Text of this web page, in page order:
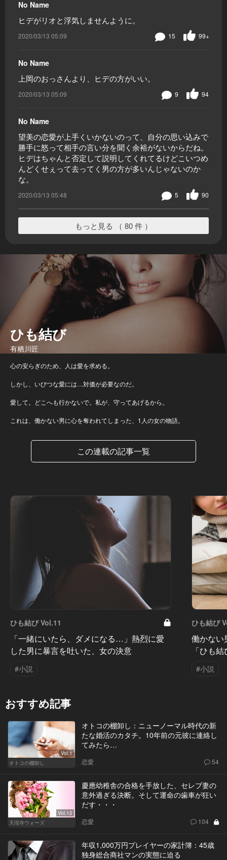
No Name
ヒデがリオと浮気しませんように。
2020/03/13 05:09 99+
15
No Name
上岡のおっさんより、ヒデの方がいい。
2020/03/13 05:09 94
9
No Name
望美の恋愛が上手くいかないのって、自分の思い込みで
勝手に怒って相手の言い分を聞く余裕がないからだね。
ヒデはちゃんと否定して説明してくれてるけどこいつめ
んどくせぇって去ってく男の方が多いんじゃないのか
な。
2020/03/13 05:48 90
5
もっと見る （ 80 件 ）
ひも結び
有栖川匠
心の安らぎのため、人は愛を求める。
しかし、いびつな愛には…対価が必要なのだ。
愛して。どこへも行かないで。私が、守ってあげるから。
これは、働かない男に心を奪われてしまった、1人の女の物語。
この連載の記事一覧
ひも結び Vol.11
「一緒にいたら、ダメになる…」熱烈に愛
した男に暴言を吐いた、女の決意
#小説
ひも結び
働かない
「ひも
#小説
おすすめ記事
Vol.1
オトコの棚卸し
オトコの棚卸し：ニューノーマル時代の新
たな婚活のカタチ。10年前の元彼に連絡し
てみたら…
恋愛 54
Vol.12
天現寺ウォーズ
慶應幼稚舎の合格を手放した、セレブ妻の
意外過ぎる決断。そして運命の歯車が狂い
だす・・・
恋愛 104
年収1,000万円プレイヤーの家計簿：45歳
独身総合商社マンの実態に迫る